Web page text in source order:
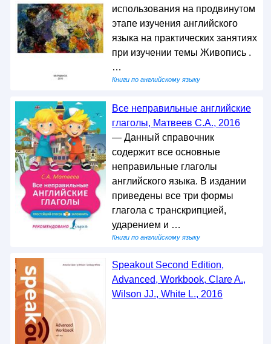
использования на продвинутом
этапе изучения английского
языка на практических занятиях
при изучении темы Живопись .
…
Книги по английскому языку
Все неправильные английские
глаголы, Матвеев С.А., 2016
— Данный справочник
содержит все основные
неправильные глаголы
английского языка. В издании
приведены все три формы
глагола с транскрипцией,
ударением и …
Книги по английскому языку
Speakout Second Edition,
Advanced, Workbook, Clare A.,
Wilson JJ., White L., 2016